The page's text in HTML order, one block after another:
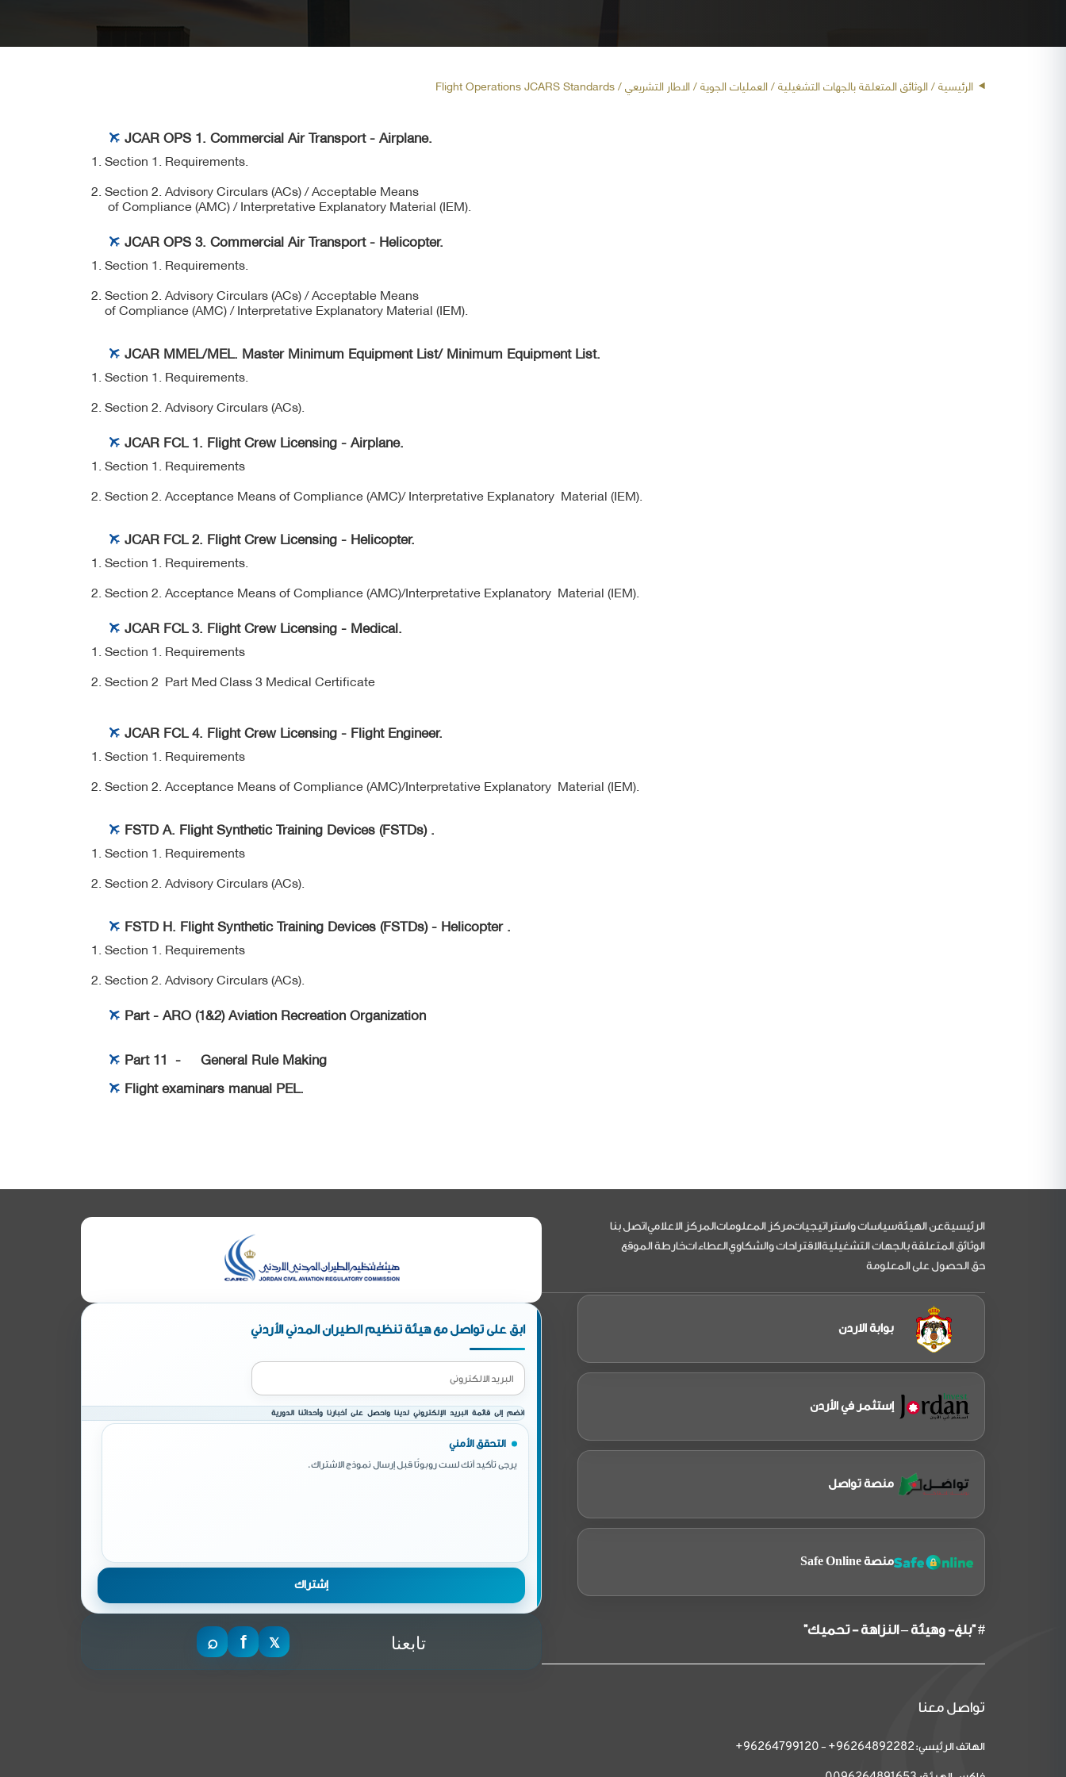
الرئيسية/ الوثائق المتعلقة بالجهات التشغيلية /العمليات الجوية/ الاطار التشريعي / Flight Operations JCARS Standards
JCAR OPS 1. Commercial Air Transport - Airplane.
Section 1. Requirements.
Section 2. Advisory Circulars (ACs) / Acceptable Means
of Compliance (AMC) / Interpretative Explanatory Material (IEM).
JCAR OPS 3. Commercial Air Transport - Helicopter.
Section 1. Requirements.
Section 2. Advisory Circulars (ACs) / Acceptable Means
of Compliance (AMC) / Interpretative Explanatory Material (IEM).
JCAR MMEL/MEL. Master Minimum Equipment List/ Minimum Equipment List.
Section 1. Requirements.
Section 2. Advisory Circulars (ACs).
JCAR FCL 1. Flight Crew Licensing - Airplane.
Section 1. Requirements
Section 2. Acceptance Means of Compliance (AMC)/ Interpretative Explanatory Material (IEM).
JCAR FCL 2. Flight Crew Licensing - Helicopter.
Section 1. Requirements.
Section 2. Acceptance Means of Compliance (AMC)/Interpretative Explanatory Material (IEM).
JCAR FCL 3. Flight Crew Licensing - Medical.
Section 1. Requirements
Section 2 Part Med Class 3 Medical Certificate
JCAR FCL 4. Flight Crew Licensing - Flight Engineer.
Section 1. Requirements
Section 2. Acceptance Means of Compliance (AMC)/Interpretative Explanatory Material (IEM).
FSTD A. Flight Synthetic Training Devices (FSTDs) .
Section 1. Requirements
Section 2. Advisory Circulars (ACs).
FSTD H. Flight Synthetic Training Devices (FSTDs) - Helicopter .
Section 1. Requirements
Section 2.Advisory Circulars (ACs).
Part - ARO (1&2) Aviation Recreation Organization
Part 11 - General Rule Making
Flight examinars manual PEL.
التذييل
الرئيسيةعن الهيئةسياسات واستراتيجياتمركز المعلوماتالمركز الاعلامياتصل بنا
الوثائق المتعلقة بالجهات التشغيليةالاقتراحات والشكاويالعطاءاتخارطة الموقع
حق الحصول على المعلومة
بوابة الاردن
إستثمر في الأردن
منصة تواصل
منصة Safe Online
# "بلغ- وهيئة – النزاهة - تحميك"
تواصل معنا
الهاتف الرئيسي: 96264892282+
-
96264799120+
ابق على تواصل مع هيئة تنظيم الطيران المدني الأردني
انضم إلى قائمة البريد الإلكتروني لدينا واحصل على أخبارنا وأحداثنا الدورية
التحقق الأمني
يرجى تأكيد أنك لست روبوتًا قبل إرسال نموذج الاشتراك.
تابعنا